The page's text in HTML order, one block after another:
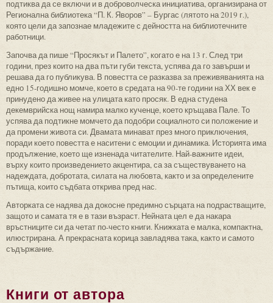
подтиква да се включи и в доброволческа инициатива, организирана от
Регионална библиотека “П. К. Яворов” – Бургас (лятото на 2019 г.),
която цели да запознае младежите с дейността на библиотечните
работници.
Започва да пише “Просякът и Палето”, когато е на 13 г. След три
години, през които на два пъти губи текста, успява да го завърши и
решава да го публикува. В повестта се разказва за преживяванията на
едно 15-годишно момче, което в средата на 90-те години на ХХ век е
принудено да живее на улицата като просяк. В една студена
декемврийска нощ намира малко кученце, което кръщава Пале. То
успява да подтикне момчето да подобри социалното си положение и
да промени живота си. Двамата минават през много приключения,
поради което повестта е наситени с емоции и динамика. Историята има
продължение, което ще изненада читателите. Най-важните идеи,
върху които произведението акцентира, са за съществуването на
надеждата, добротата, силата на любовта, както и за определените
пътища, които съдбата открива пред нас.
Авторката се надява да докосне предимно сърцата на подрастващите,
защото и самата тя е в тази възраст. Нейната цел е да накара
връстниците си да четат по-често книги. Книжката е малка, компактна,
илюстрирана. А прекрасната корица завладява така, както и самото
съдържание.
Книги от автора